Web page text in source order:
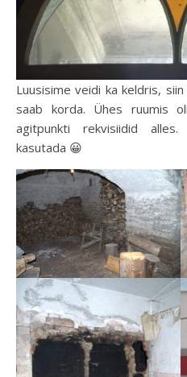
Luusisime veidi ka keldris,
saab korda. Ühes ruumis
agitpunkti rekvisiidid
kasutada 😀